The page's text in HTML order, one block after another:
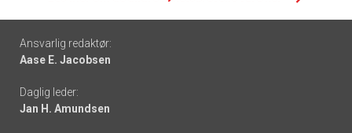
Footer
-
links
Ansvarlig redaktør:
Aase E. Jacobsen
Daglig leder:
Jan H. Amundsen